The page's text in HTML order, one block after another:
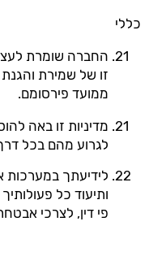
כללי
החברה שומרת
זו של שמירת והגנת
ממועד פירסומם.
מדיניות זו באה
לגרוע מהם בכל
לידיעתך במערכות
ותיעוד כל
פי דין, לצרכי